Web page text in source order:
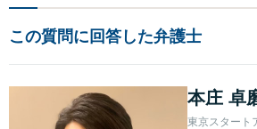
この質問に回答した弁護士
本庄 卓
東京スタート